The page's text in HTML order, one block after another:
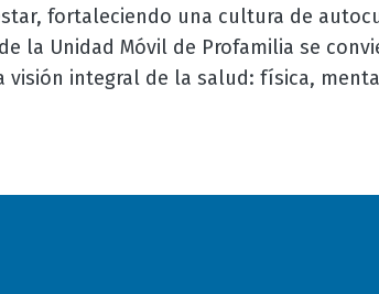
fortaleciendo una cultura de
la Unidad Móvil de Profamilia se
visión integral de la salud: física,